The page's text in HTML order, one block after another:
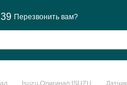
Перезвонить вам?
Isuzu Оригинал ISUZU